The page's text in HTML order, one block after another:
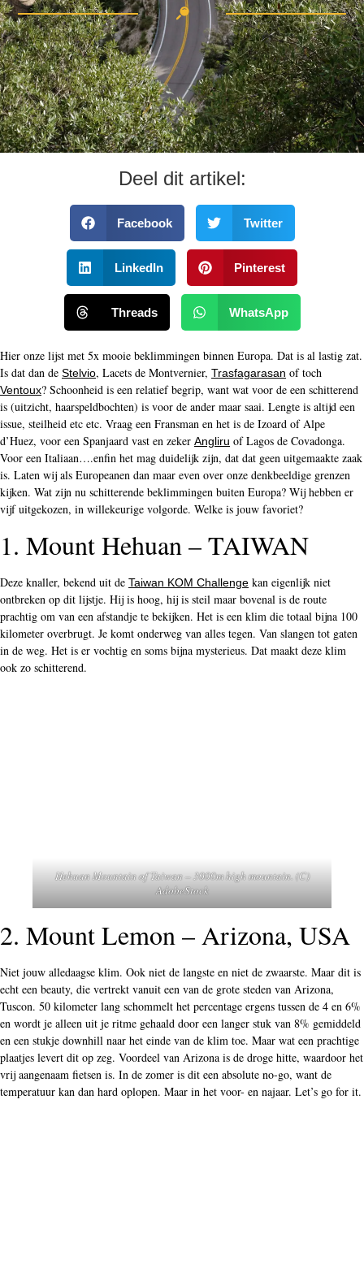
Deel dit artikel:
Facebook Twitter
LinkedIn Pinterest
Threads WhatsApp
Hier onze lijst met 5x mooie beklimmingen binnen Europa. Dat is al lastig zat.
Is dat dan de Stelvio, Lacets de Montvernier, Trasfagarasan of toch
Ventoux? Schoonheid is een relatief begrip, want wat voor de een schitterend
is (uitzicht, haarspeldbochten) is voor de ander maar saai. Lengte is altijd een
issue, steilheid etc etc. Vraag een Fransman en het is de Izoard of Alpe
d’Huez, voor een Spanjaard vast en zeker Angliru of Lagos de Covadonga.
Voor een Italiaan….enfin het mag duidelijk zijn, dat dat geen uitgemaakte zaak
is. Laten wij als Europeanen dan maar even over onze denkbeeldige grenzen
kijken. Wat zijn nu schitterende beklimmingen buiten Europa? Wij hebben er
vijf uitgekozen, in willekeurige volgorde. Welke is jouw favoriet?
1. Mount Hehuan – TAIWAN
Deze knaller, bekend uit de Taiwan KOM Challenge kan eigenlijk niet
ontbreken op dit lijstje. Hij is hoog, hij is steil maar bovenal is de route
prachtig om van een afstandje te bekijken. Het is een klim die totaal bijna 100
kilometer overbrugt. Je komt onderweg van alles tegen. Van slangen tot gaten
in de weg. Het is er vochtig en soms bijna mysterieus. Dat maakt deze klim
ook zo schitterend.
Hehuan Mountain of Taiwan – 3000m high mountain. (C)
AdobeStock
2. Mount Lemon – Arizona, USA
Niet jouw alledaagse klim. Ook niet de langste en niet de zwaarste. Maar dit is
echt een beauty, die vertrekt vanuit een van de grote steden van Arizona,
Tuscon. 50 kilometer lang schommelt het percentage ergens tussen de 4 en 6%
en wordt je alleen uit je ritme gehaald door een langer stuk van 8% gemiddeld
en een stukje downhill naar het einde van de klim toe. Maar wat een prachtige
plaatjes levert dit op zeg. Voordeel van Arizona is de droge hitte, waardoor het
vrij aangenaam fietsen is. In de zomer is dit een absolute no-go, want de
temperatuur kan dan hard oplopen. Maar in het voor- en najaar. Let’s go for it.